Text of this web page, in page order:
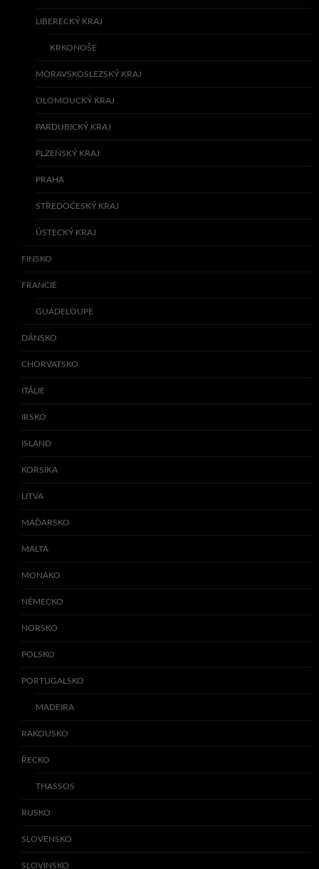
LIBERECKÝ KRAJ
KRKONOŠE
MORAVSKOSLEZSKÝ KRAJ
OLOMOUCKÝ KRAJ
PARDUBICKÝ KRAJ
PLZEŇSKÝ KRAJ
PRAHA
STŘEDOČESKÝ KRAJ
ÚSTECKÝ KRAJ
FINSKO
FRANCIE
GUADELOUPE
DÁNSKO
CHORVATSKO
ITÁLIE
IRSKO
ISLAND
KORSIKA
LITVA
MAĎARSKO
MALTA
MONAKO
NĚMECKO
NORSKO
POLSKO
PORTUGALSKO
MADEIRA
RAKOUSKO
ŘECKO
THASSOS
RUSKO
SLOVENSKO
SLOVINSKO